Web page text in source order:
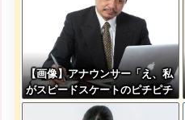
【画像】アナウンサー「え、私
がスピードスケートのピチピチ
ユニフォーム着るんですか…？